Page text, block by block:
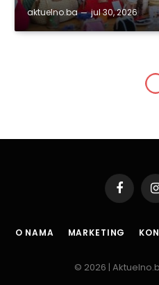
aktuelno.ba jul 30, 2026
upozoravaju